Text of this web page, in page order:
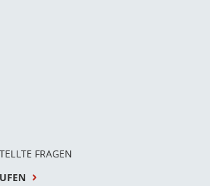
FRAGEN